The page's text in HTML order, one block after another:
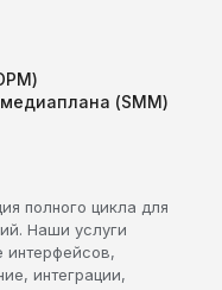
(SMM)
полного цикла для
Наши услуги
интерфейсов,
интеграции,